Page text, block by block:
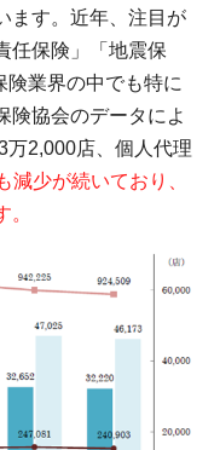
ます。近年、注目が
任保険」「地震保
険業界の中でも特に
険協会のデータによ
万2,000店、個人代理
減少が続いており、